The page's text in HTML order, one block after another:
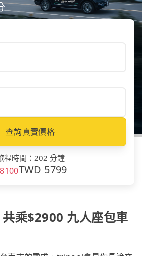
查詢真實價格
程時間 ： 202 分鐘
8100TWD 5799
乘$2900 九人座包車